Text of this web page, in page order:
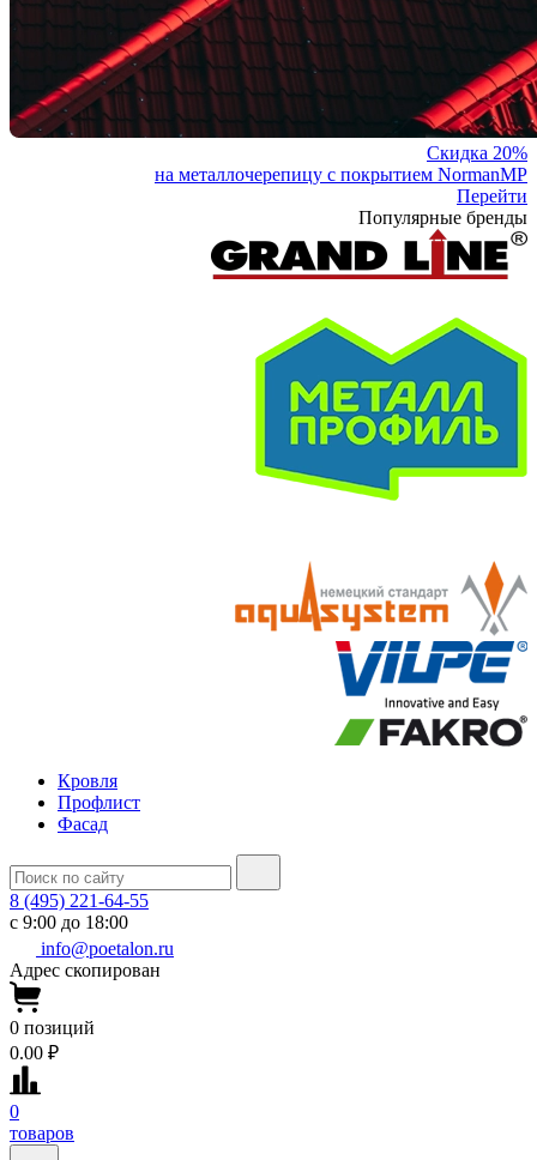
Скидка 20%
на металлочерепицу с покрытием NormanMP
Перейти
Популярные бренды
Кровля
Профлист
Фасад
8 (495) 221-64-55
с 9:00 до 18:00
info@poetalon.ru
Адрес скопирован
0 позиций
0.00 ₽
0
товаров